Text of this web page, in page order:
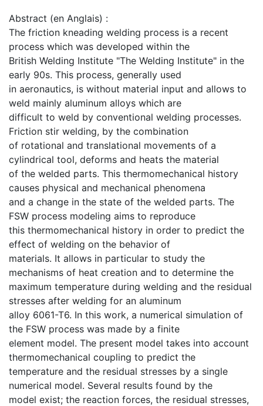
Abstract (en Anglais) :
The friction kneading welding process is a recent
process which was developed within the
British Welding Institute "The Welding Institute" in the
early 90s. This process, generally used
in aeronautics, is without material input and allows to
weld mainly aluminum alloys which are
difficult to weld by conventional welding processes.
Friction stir welding, by the combination
of rotational and translational movements of a
cylindrical tool, deforms and heats the material
of the welded parts. This thermomechanical history
causes physical and mechanical phenomena
and a change in the state of the welded parts. The
FSW process modeling aims to reproduce
this thermomechanical history in order to predict the
effect of welding on the behavior of
materials. It allows in particular to study the
mechanisms of heat creation and to determine the
maximum temperature during welding and the residual
stresses after welding for an aluminum
alloy 6061-T6. In this work, a numerical simulation of
the FSW process was made by a finite
element model. The present model takes into account
thermomechanical coupling to predict the
temperature and the residual stresses by a single
numerical model. Several results found by the
model exist; the reaction forces, the residual stresses,